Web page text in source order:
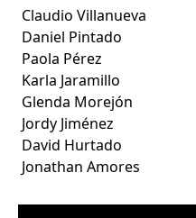
Claudio Villanueva
Daniel Pintado
Paola Pérez
Karla Jaramillo
Glenda Morejón
Jordy Jiménez
David Hurtado
Jonathan Amores